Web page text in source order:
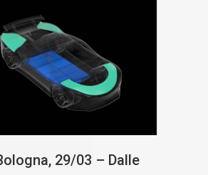
29/03 – Dalle